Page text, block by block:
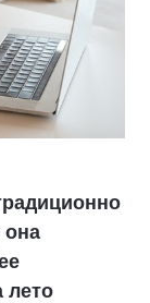
она
лето